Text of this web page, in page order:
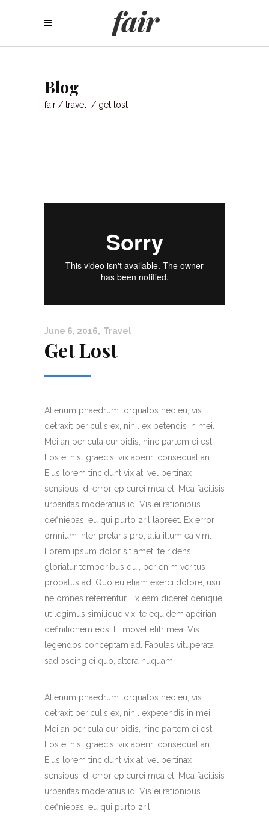
Blog
fair / travel / get lost
June 6, 2016 Travel
Get Lost
Alienum phaedrum torquatos nec eu, vis
detraxit periculis ex, nihil ex petendis in mei.
Mei an pericula euripidis, hinc partem ei est.
Eos ei nisl graecis, vix aperiri consequat an.
Eius lorem tincidunt vix at, vel pertinax
sensibus id, error epicurei mea et. Mea facilisis
urbanitas moderatius id. Vis ei rationibus
definiebas, eu qui purto zril laoreet. Ex error
omnium inter pretaris pro, alia illum ea vim.
Lorem ipsum dolor sit amet, te ridens
gloriatur temporibus qui, per enim veritus
probatus ad. Quo eu etiam exerci dolore, usu
ne omnes referrentur. Ex eam diceret denique,
ut legimus similique vix, te equidem apeirian
definitionem eos. Ei movet elitr mea. Vis
legendos conceptam ad. Fabulas vituperata
sadipscing ei quo, altera nuquam.
Alienum phaedrum torquatos nec eu, vis
detraxit periculis ex, nihil expetendis in mei.
Mei an pericula euripidis, hinc partem ei est.
Eos ei nisl graecis, vix aperiri consequat an.
Eius lorem tincidunt vix at, vel pertinax
sensibus id, error epicurei mea et. Mea facilisis
urbanitas moderatius id. Vis ei rationibus
definiebas, eu qui purto zril.